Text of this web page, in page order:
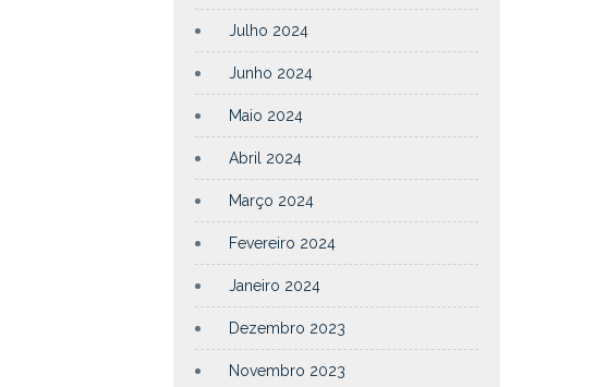
Julho 2024
Junho 2024
Maio 2024
Abril 2024
Março 2024
Fevereiro 2024
Janeiro 2024
Dezembro 2023
Novembro 2023